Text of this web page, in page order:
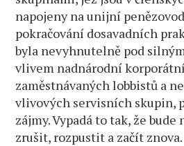
napojeny na unijní
pokračování dosavadních
byla nevyhnutelně pod
vlivem nadnárodní
zaměstnávaných lobbistů a
vlivových servisních skupin,
zájmy. Vypadá to tak, že bude
zrušit, rozpustit a začít znova.